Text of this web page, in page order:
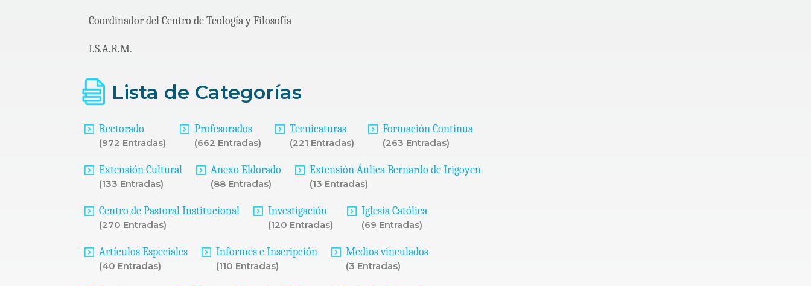
Coordinador del Centro de Teología y Filosofía
I.S.A.R.M.
Lista de Categorías
Rectorado
(972 Entradas)
Profesorados
(662 Entradas)
Tecnicaturas
(221 Entradas)
Formación Continua
(263 Entradas)
Extensión Cultural
(133 Entradas)
Anexo Eldorado
(88 Entradas)
Extensión Áulica Bernardo de Irigoyen
(13 Entradas)
Centro de Pastoral Institucional
(270 Entradas)
Investigación
(120 Entradas)
Iglesia Católica
(69 Entradas)
Artículos Especiales
(40 Entradas)
Informes e Inscripción
(110 Entradas)
Medios vinculados
(3 Entradas)